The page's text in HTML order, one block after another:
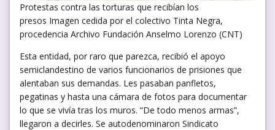
Protestas contra las torturas que recibían los
presos Imagen cedida por el colectivo Tinta Negra,
procedencia Archivo Fundación Anselmo Lorenzo (CNT)
Esta entidad, por raro que parezca, recibió el apoyo
semiclandestino de varios funcionarios de prisiones que
alentaban sus demandas. Les pasaban panfletos,
pegatinas y hasta una cámara de fotos para documentar
lo que se vivía tras los muros. “De todo menos armas”,
llegaron a decirles. Se autodenominaron Sindicato